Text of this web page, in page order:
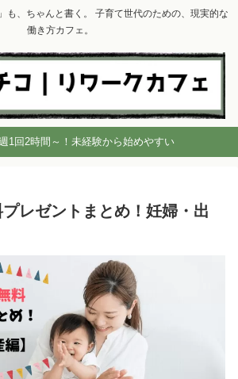
も、ちゃんと書く。 子育て世代のための、現実的な
働き方カフェ。
1回2時間～！未経験から始めやすい
レゼントまとめ！妊婦・出